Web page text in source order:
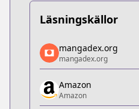
Läsningskällor
mangadex.org
mangadex.org
https://
Amazon
Amazon
mangadex.org
mangadex.org
Amazon
Amazon